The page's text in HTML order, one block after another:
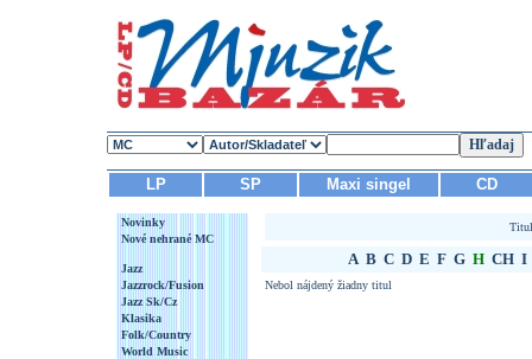
LP SP Maxi singel CD
Novinky
Nové nehrané MC
Jazz
Jazzrock/Fusion
Jazz Sk/Cz
Klasika
Folk/Country
World Music
A B C D E F G H CH I
Nebol nájdený žiadny titul